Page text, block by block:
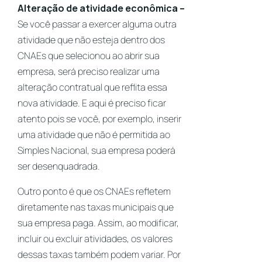
Alteração de atividade econômica –
Se você passar a exercer alguma outra
atividade que não esteja dentro dos
CNAEs que selecionou ao abrir sua
empresa, será preciso realizar uma
alteração contratual que reflita essa
nova atividade. E aqui é preciso ficar
atento pois se você, por exemplo, inserir
uma atividade que não é permitida ao
Simples Nacional, sua empresa poderá
ser desenquadrada.
Outro ponto é que os CNAEs refletem
diretamente nas taxas municipais que
sua empresa paga. Assim, ao modificar,
incluir ou excluir atividades, os valores
dessas taxas também podem variar. Por